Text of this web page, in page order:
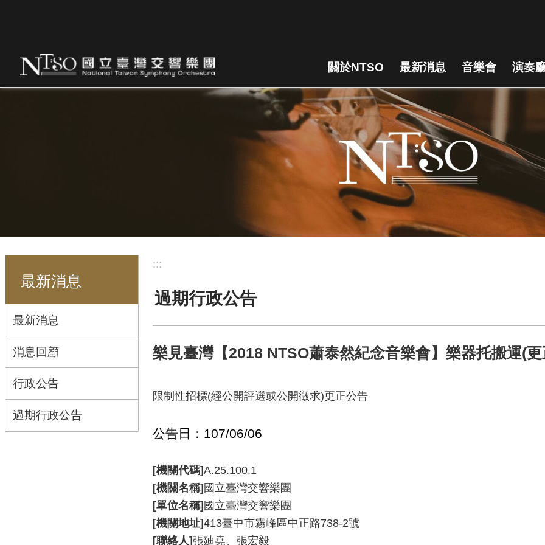
關於NTSO 最新消息 音樂會 演奏
最新消息
最新消息
消息回顧
行政公告
過期行政公告
:::
過期行政公告
樂見臺灣【2018 NTSO蕭泰然紀念音樂會】樂器托搬運(
限制性招標(經公開評選或公開徵求)更正公告
公告日：107/06/06
[機關代碼]A.25.100.1
[機關名稱] 國立臺灣交響樂團
[單位名稱] 國立臺灣交響樂團
[機關地址]413臺中市霧峰區中正路738-2號
[聯絡人]張廸堯、張宏毅